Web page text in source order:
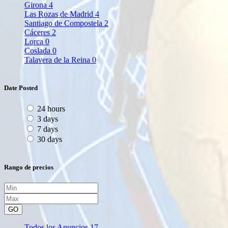
Girona 4
Las Rozas de Madrid 4
Santiago de Compostela 2
Cáceres 2
Lorca 0
Coslada 0
Talavera de la Reina 0
Date Posted
24 hours
3 days
7 days
30 days
Rango de precios
GO